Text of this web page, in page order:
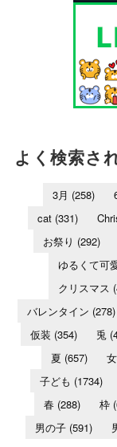
よく検索さ
3月 (258)
cat (331)
お祭り (292)
ゆるくて可
クリスマス
バレンタイン (278)
仮装 (354) 兎
夏 (657)
子ども (1734)
春(288) 枠
男の子 (591)